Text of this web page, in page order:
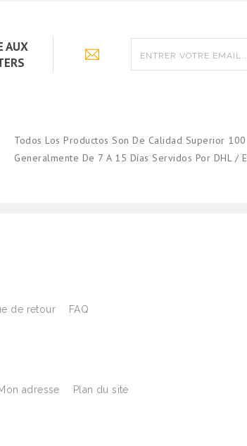
AUX
Todos Los Productos Son De Calidad Superior
Generalmente De 7 A 15 Días Servidos Por DHL /
de retour FAQ
adresse Plan du site